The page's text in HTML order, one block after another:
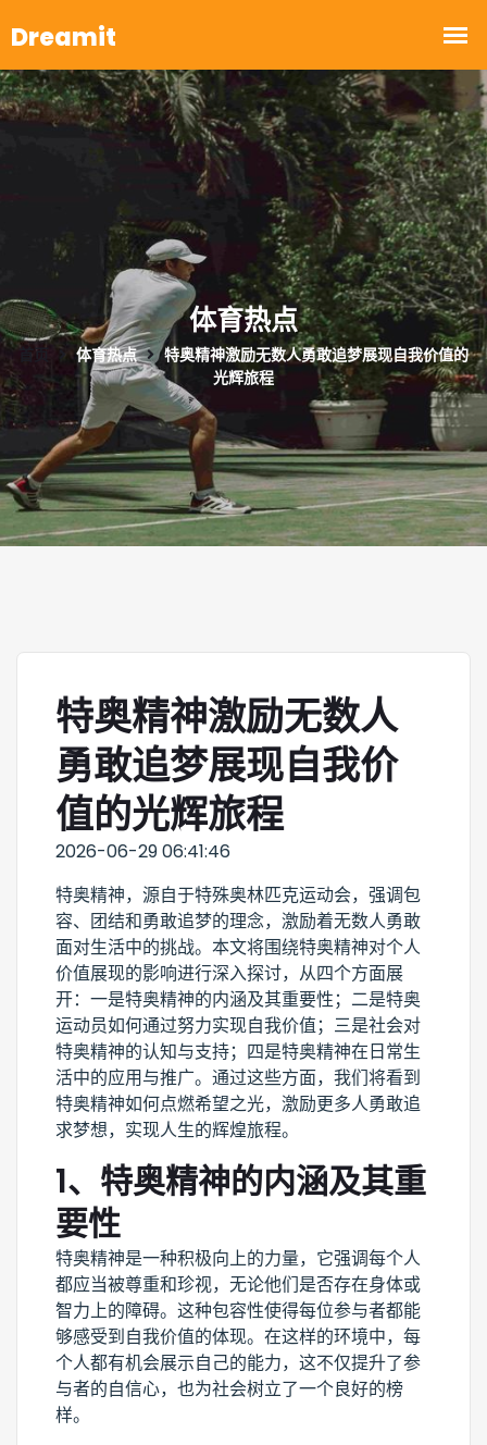
体育热点
首页 体育热点
特奥精神激励无数人勇敢追梦展现自我价值的
光辉旅程
特奥精神激励无数人
勇敢追梦展现自我价
值的光辉旅程
2026-06-29 06:41:46
特奥精神，源自于特殊奥林匹克运动会，强调包
容、团结和勇敢追梦的理念，激励着无数人勇敢
面对生活中的挑战。本文将围绕特奥精神对个人
价值展现的影响进行深入探讨，从四个方面展
开：一是特奥精神的内涵及其重要性；二是特奥
运动员如何通过努力实现自我价值；三是社会对
特奥精神的认知与支持；四是特奥精神在日常生
活中的应用与推广。通过这些方面，我们将看到
特奥精神如何点燃希望之光，激励更多人勇敢追
求梦想，实现人生的辉煌旅程。
1、特奥精神的内涵及其重
要性
特奥精神是一种积极向上的力量，它强调每个人
都应当被尊重和珍视，无论他们是否存在身体或
智力上的障碍。这种包容性使得每位参与者都能
够感受到自我价值的体现。在这样的环境中，每
个人都有机会展示自己的能力，这不仅提升了参
与者的自信心，也为社会树立了一个良好的榜
样。